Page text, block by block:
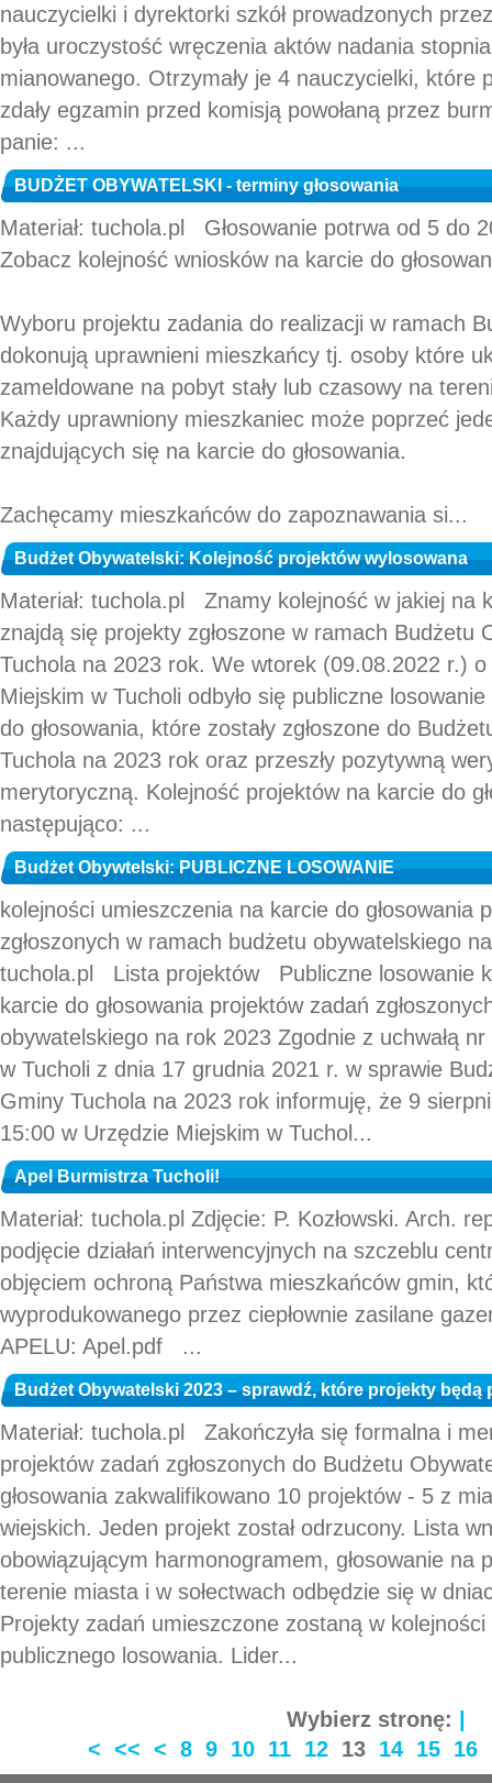
nauczycielki i dyrektorki szkół prowadzonych
była uroczystość wręczenia aktów nadania
mianowanego. Otrzymały je 4 nauczycielki, które
zdały egzamin przed komisją powołaną przez
panie: ...
BUDŻET OBYWATELSKI - terminy głosowania
Materiał: tuchola.pl Głosowanie potrwa od 5 do
Zobacz kolejność wniosków na karcie do
Wyboru projektu zadania do realizacji w ramach
dokonują uprawnieni mieszkańcy tj. osoby które
zameldowane na pobyt stały lub czasowy na
Każdy uprawniony mieszkaniec może poprzeć
znajdujących się na karcie do głosowania.
Zachęcamy mieszkańców do zapoznawania si...
Budżet Obywatelski: Kolejność projektów wylosowana
Materiał: tuchola.pl Znamy kolejność w jakiej na
znajdą się projekty zgłoszone w ramach Budżetu
Tuchola na 2023 rok. We wtorek (09.08.2022 r.)
Miejskim w Tucholi odbyło się publiczne
do głosowania, które zostały zgłoszone do
Tuchola na 2023 rok oraz przeszły pozytywną
merytoryczną. Kolejność projektów na karcie do
następująco: ...
Budżet Obywtelski: PUBLICZNE LOSOWANIE
kolejności umieszczenia na karcie do głosowania
zgłoszonych w ramach budżetu obywatelskiego
tuchola.pl Lista projektów Publiczne losowanie
karcie do głosowania projektów zadań
obywatelskiego na rok 2023 Zgodnie z uchwałą
w Tucholi z dnia 17 grudnia 2021 r. w sprawie
Gminy Tuchola na 2023 rok informuję, że 9
15:00 w Urzędzie Miejskim w Tuchol...
Apel Burmistrza Tucholi!
Materiał: tuchola.pl Zdjęcie: P. Kozłowski. Arch.
podjęcie działań interwencyjnych na szczeblu
objęciem ochroną Państwa mieszkańców gmin,
wyprodukowanego przez ciepłownie zasilane
APELU: Apel.pdf ...
Budżet Obywatelski 2023 – sprawdź, które projekty będą
Materiał: tuchola.pl Zakończyła się formalna i
projektów zadań zgłoszonych do Budżetu
głosowania zakwalifikowano 10 projektów - 5 z
wiejskich. Jeden projekt został odrzucony. Lista
obowiązującym harmonogramem, głosowanie na
terenie miasta i w sołectwach odbędzie się w
Projekty zadań umieszczone zostaną w
publicznego losowania. Lider...
Wybierz stronę: |
< << < 8 9 10 11 12 13 14 15 16